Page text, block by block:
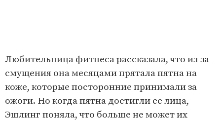
Любительница фитнеса рассказала, что из-за
смущения она месяцами прятала пятна на
коже, которые посторонние принимали за
ожоги. Но когда пятна достигли ее лица,
Эшлинг поняла, что больше не может их